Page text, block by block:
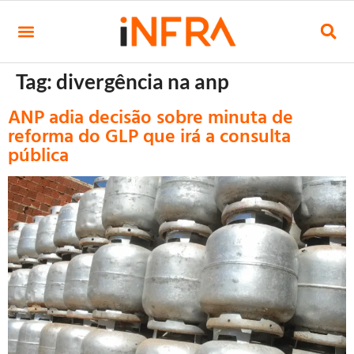
Tag:divergência na anp
ANP adia decisão sobre minuta de
reforma do GLP que irá a consulta
pública